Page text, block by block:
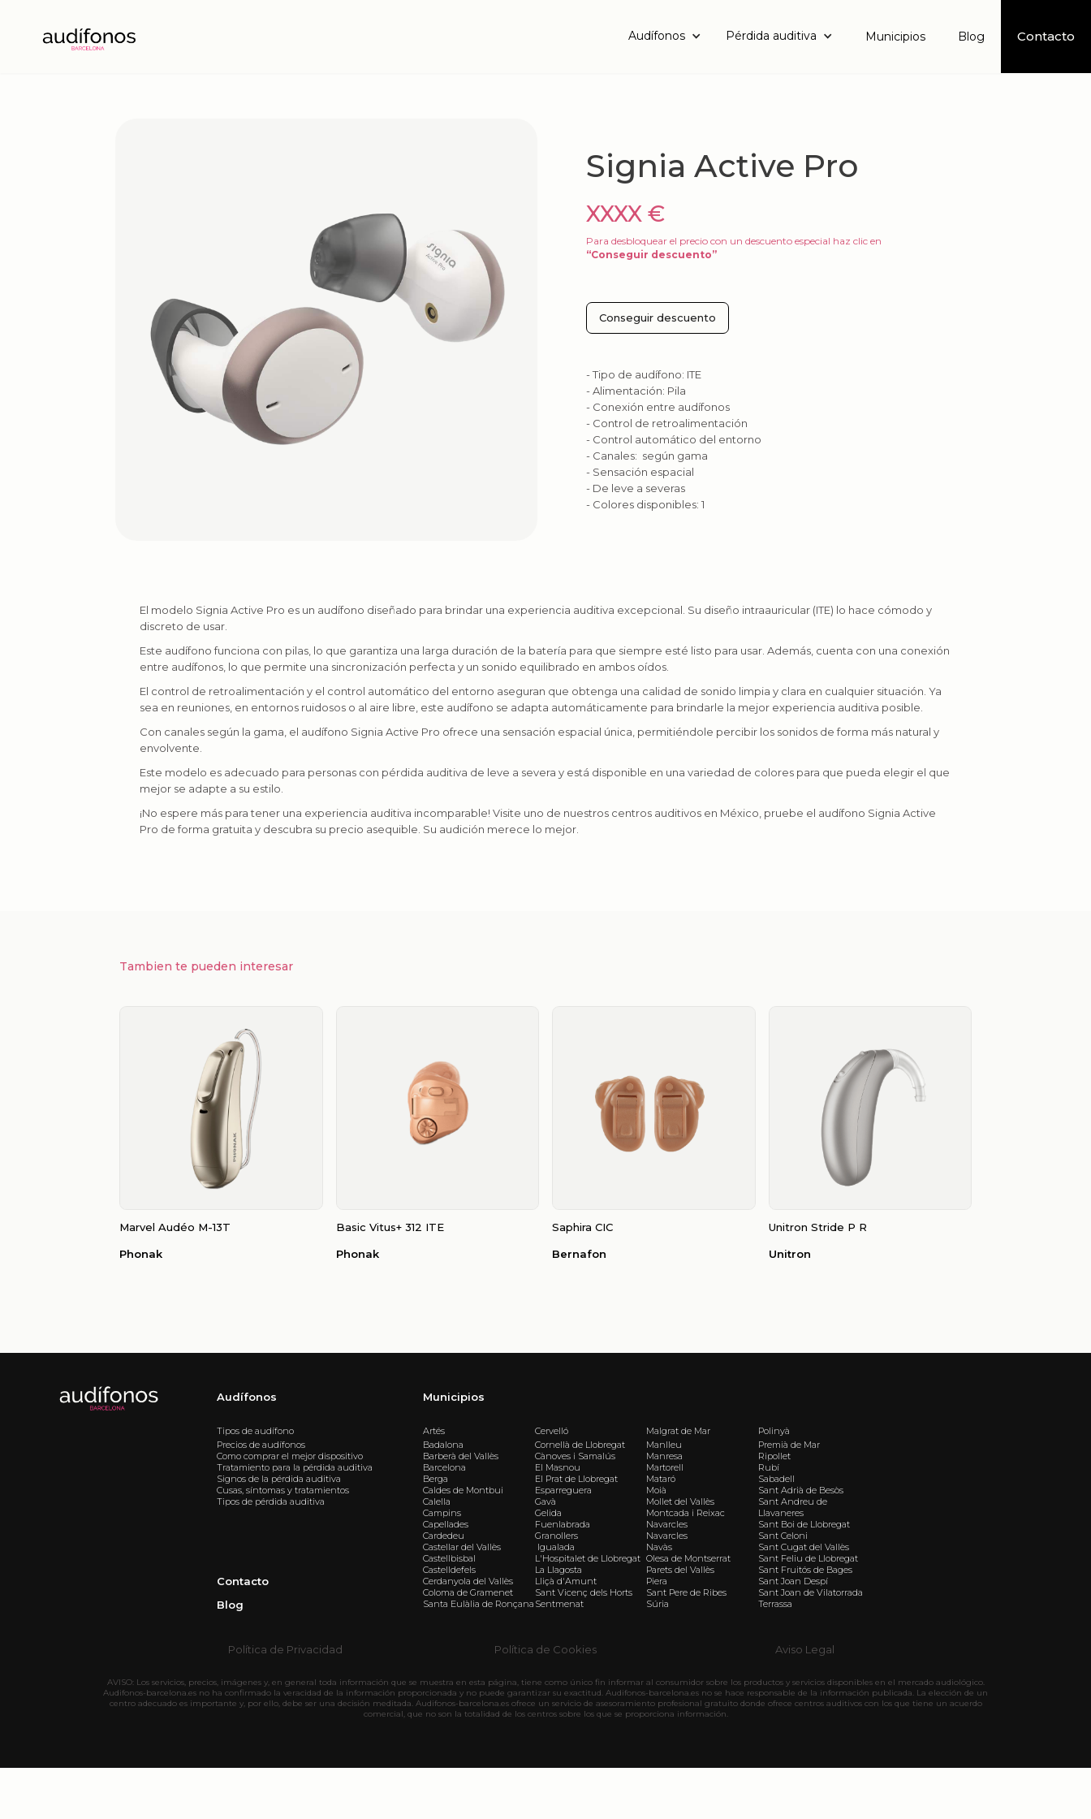
Audífonos Pérdida auditiva Municipios Blog Contacto
Signia Active Pro
XXXX €
Para desbloquear el precio con un descuento especial haz clic en
“Conseguir descuento”
Conseguir descuento
- Tipo de audífono: ITE
- Alimentación: Pila
- Conexión entre audífonos
- Control de retroalimentación
- Control automático del entorno
- Canales: según gama
- Sensación espacial
- De leve a severas
- Colores disponibles: 1
El modelo Signia Active Pro es un audífono diseñado para brindar una experiencia auditiva excepcional. Su diseño intraauricular (ITE) lo hace cómodo y
discreto de usar.
Este audífono funciona con pilas, lo que garantiza una larga duración de la batería para que siempre esté listo para usar. Además, cuenta con una conexión
entre audífonos, lo que permite una sincronización perfecta y un sonido equilibrado en ambos oídos.
El control de retroalimentación y el control automático del entorno aseguran que obtenga una calidad de sonido limpia y clara en cualquier situación. Ya
sea en reuniones, en entornos ruidosos o al aire libre, este audífono se adapta automáticamente para brindarle la mejor experiencia auditiva posible.
Con canales según la gama, el audífono Signia Active Pro ofrece una sensación espacial única, permitiéndole percibir los sonidos de forma más natural y
envolvente.
Este modelo es adecuado para personas con pérdida auditiva de leve a severa y está disponible en una variedad de colores para que pueda elegir el que
mejor se adapte a su estilo.
¡No espere más para tener una experiencia auditiva incomparable! Visite uno de nuestros centros auditivos en México, pruebe el audífono Signia Active
Pro de forma gratuita y descubra su precio asequible. Su audición merece lo mejor.
Tambien te pueden interesar
Marvel Audéo M-13T
Phonak
Basic Vitus+ 312 ITE
Phonak
Saphira CIC
Bernafon
Unitron Stride P R
Unitron
Audífonos
Tipos de audífono
Precios de audífonos
Como comprar el mejor dispositivo
Tratamiento para la pérdida auditiva
Signos de la pérdida auditiva
Cusas, síntomas y tratamientos
Tipos de pérdida auditiva
Contacto
Blog
Municipios
Artés
Badalona
Barberà del Vallès
Barcelona
Berga
Caldes de Montbui
Calella
Campins
Capellades
Cardedeu
Castellar del Vallès
Castellbisbal
Castelldefels
Cerdanyola del Vallès
Coloma de Gramenet
Santa Eulàlia de Ronçana
Cervelló
Cornellà de Llobregat
Cànoves i Samalús
El Masnou
El Prat de Llobregat
Esparreguera
Gavà
Gelida
Fuenlabrada
Granollers
Igualada
L'Hospitalet de Llobregat
La Llagosta
Lliçà d'Amunt
Sant Vicenç dels Horts
Sentmenat
Malgrat de Mar
Manlleu
Manresa
Martorell
Mataró
Moià
Mollet del Vallès
Montcada i Reixac
Navarcles
Navarcles
Navàs
Olesa de Montserrat
Parets del Vallès
Piera
Sant Pere de Ribes
Súria
Polinyà
Premià de Mar
Ripollet
Rubí
Sabadell
Sant Adrià de Besòs
Sant Andreu de
Llavaneres
Sant Boi de Llobregat
Sant Celoni
Sant Cugat del Vallès
Sant Feliu de Llobregat
Sant Fruitós de Bages
Sant Joan Despí
Sant Joan de Vilatorrada
Terrassa
Política de Privacidad Política de Cookies Aviso Legal
AVISO: Los servicios, precios, imágenes y, en general toda información que se muestra en esta página, tiene como único fin informar al consumidor sobre los productos y servicios disponibles en el mercado audiológico.
Audifonos-barcelona.es no ha confirmado la veracidad de la información proporcionada y no puede garantizar su exactitud. Audifonos-barcelona.es no se hace responsable de la información publicada. La elección de un
centro adecuado es importante y, por ello, debe ser una decisión meditada. Audifonos-barcelona.es ofrece un servicio de asesoramiento profesional gratuito donde ofrece centros auditivos con los que tiene un acuerdo
comercial, que no son la totalidad de los centros sobre los que se proporciona información.